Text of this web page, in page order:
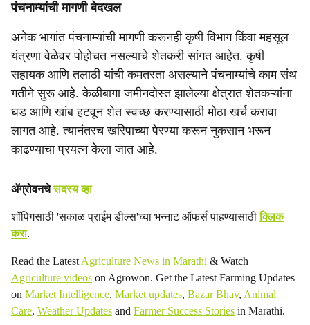
पंचनाम्यांची मागणी बेदखल
अनेक भागांत पंचनाम्यांची मागणी करूनही कृषी विभाग किंवा महसूल
यंत्रणा वेळेवर पोहोचत नसल्याचे शेतकरी सांगत आहेत. कृषी
सहायक आणि तलाठी यांची कमतरता असल्याने पंचनाम्यांचे काम संथ
गतीने सुरू आहे. केळीबागा जमीनदोस्त झालेल्या क्षेत्रात शेतकऱ्यांना
घड आणि खांब हटवून शेत स्वच्छ करण्यासाठी मोठा खर्च करावा
लागत आहे. त्यानंतरच खरिपाच्या पेरण्या करून नुकसान भरून
काढण्याचा प्रयत्न केला जात आहे.
ॲग्रोवनचेसदस्य व्हा
शॉपिंगसाठी 'सकाळ प्राईम डील्स'च्या भन्नाट ऑफर्स पाहण्यासाठीक्लिक
करा.
Read the Latest Agriculture News in Marathi & Watch
Agriculture videos on Agrowon. Get the Latest Farming Updates
on Market Intelligence, Market updates, Bazar Bhav, Animal
Care, Weather Updates and Farmer Success Stories in Marathi.